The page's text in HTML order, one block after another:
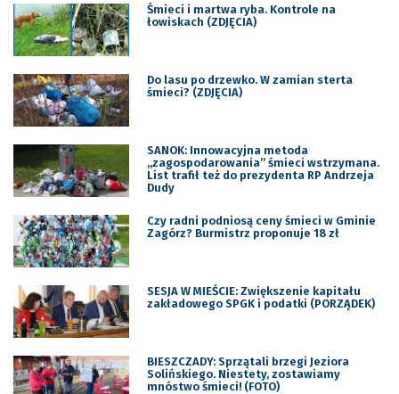
Śmieci i martwa ryba. Kontrole na
łowiskach (ZDJĘCIA)
Do lasu po drzewko. W zamian sterta
śmieci? (ZDJĘCIA)
SANOK: Innowacyjna metoda
„zagospodarowania” śmieci wstrzymana.
List trafił też do prezydenta RP Andrzeja
Dudy
Czy radni podniosą ceny śmieci w Gminie
Zagórz? Burmistrz proponuje 18 zł
SESJA W MIEŚCIE: Zwiększenie kapitału
zakładowego SPGK i podatki (PORZĄDEK)
BIESZCZADY: Sprzątali brzegi Jeziora
Solińskiego. Niestety, zostawiamy
mnóstwo śmieci! (FOTO)